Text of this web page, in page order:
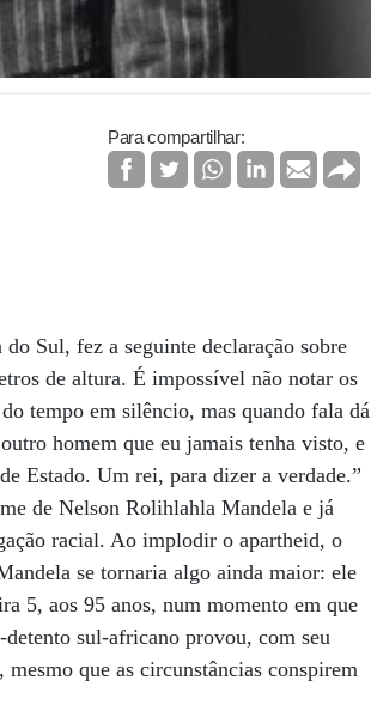
Para compartilhar:
Sul, fez a seguinte declaração sobre
de altura. É impossível não notar os
tempo em silêncio, mas quando fala dá
homem que eu jamais tenha visto, e
Estado. Um rei, para dizer a verdade.”
de Nelson Rolihlahla Mandela e já
racial. Ao implodir o apartheid, o
se tornaria algo ainda maior: ele
5, aos 95 anos, num momento em que
sul-africano provou, com seu
que as circunstâncias conspirem